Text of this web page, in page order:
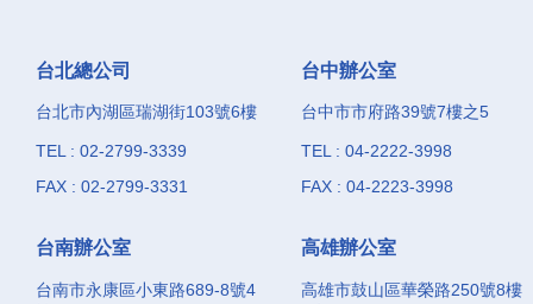
台北總公司
台北市內湖區瑞湖街103號6樓
TEL : 02-2799-3339
FAX : 02-2799-3331
台中辦公室
台中市市府路39號7樓之5
TEL : 04-2222-3998
FAX : 04-2223-3998
台南辦公室
台南市永康區小東路689-8號4
高雄辦公室
高雄市鼓山區華榮路250號8樓